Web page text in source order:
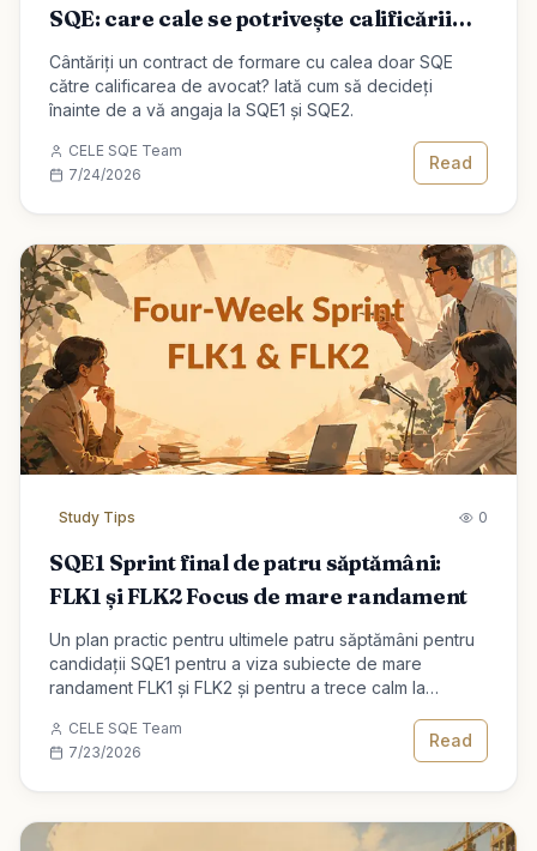
SQE: care cale se potrivește calificării
dvs. de avocat
Cântăriți un contract de formare cu calea doar SQE
către calificarea de avocat? Iată cum să decideți
înainte de a vă angaja la SQE1 și SQE2.
CELE SQE Team
7/24/2026
Read
Study Tips 0
SQE1 Sprint final de patru săptămâni:
FLK1 și FLK2 Focus de mare randament
Un plan practic pentru ultimele patru săptămâni pentru
candidații SQE1 pentru a viza subiecte de mare
randament FLK1 și FLK2 și pentru a trece calm la
CELE SQE Team
7/23/2026
Read